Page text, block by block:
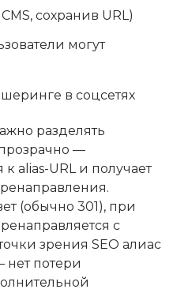
сохранив URL)
могут
в соцсетях
разделять
—
alias-URL и получает
(обычно 301), при
с
зрения SEO алиас
потери